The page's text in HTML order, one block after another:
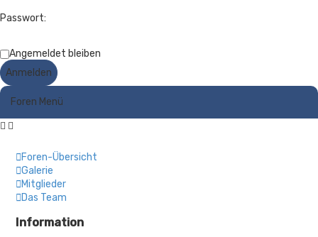
c
Passwort:
Angemeldet bleiben
Foren Menü
Foren-Übersicht
Galerie
Mitglieder
Das Team
Information